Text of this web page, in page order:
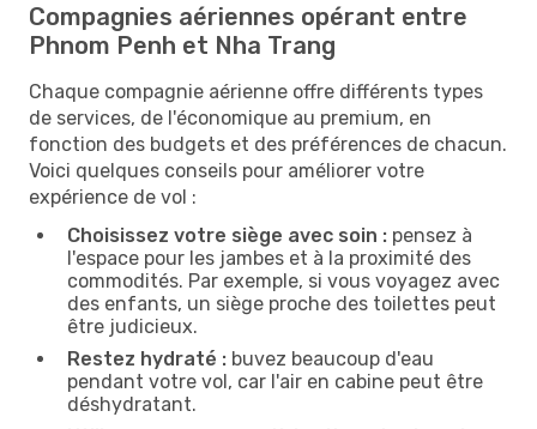
Compagnies aériennes opérant entre
Phnom Penh et Nha Trang
Chaque compagnie aérienne offre différents types
de services, de l'économique au premium, en
fonction des budgets et des préférences de chacun.
Voici quelques conseils pour améliorer votre
expérience de vol :
Choisissez votre siège avec soin : pensez à
l'espace pour les jambes et à la proximité des
commodités. Par exemple, si vous voyagez avec
des enfants, un siège proche des toilettes peut
être judicieux.
Restez hydraté : buvez beaucoup d'eau
pendant votre vol, car l'air en cabine peut être
déshydratant.